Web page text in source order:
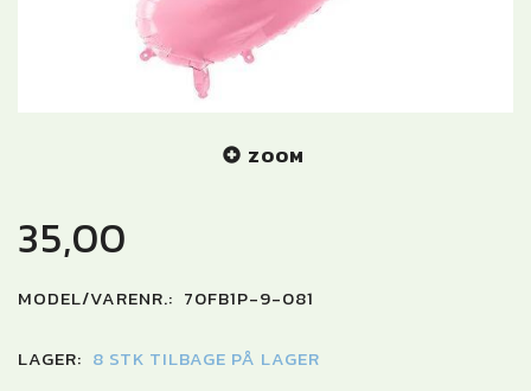
ZOOM
35,00
MODEL/VARENR.: 70FB1P-9-081
LAGER: 8 STK TILBAGE PÅ LAGER